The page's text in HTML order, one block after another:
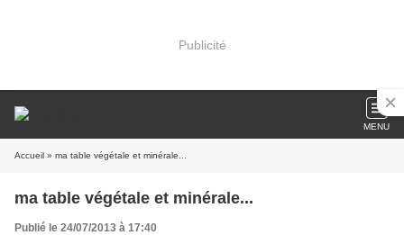
Publicité
MENU
Accueil » ma table végétale et minérale...
ma table végétale et minérale...
Publié le 24/07/2013 à 17:40